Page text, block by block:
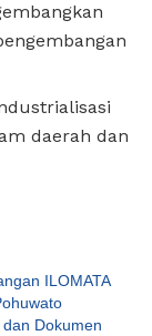
daerah dan
ILOMATA
Dokumen